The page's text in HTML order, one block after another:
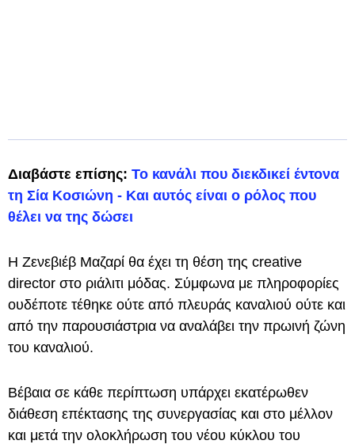
Διαβάστε επίσης: Το κανάλι που διεκδικεί έντονα
τη Σία Κοσιώνη - Και αυτός είναι ο ρόλος που
θέλει να της δώσει
Η Ζενεβιέβ Μαζαρί θα έχει τη θέση της creative
director στο ριάλιτι μόδας. Σύμφωνα με πληροφορίες
ουδέποτε τέθηκε ούτε από πλευράς καναλιού ούτε και
από την παρουσιάστρια να αναλάβει την πρωινή ζώνη
του καναλιού.
Βέβαια σε κάθε περίπτωση υπάρχει εκατέρωθεν
διάθεση επέκτασης της συνεργασίας και στο μέλλον
και μετά την ολοκλήρωση του νέου κύκλου του